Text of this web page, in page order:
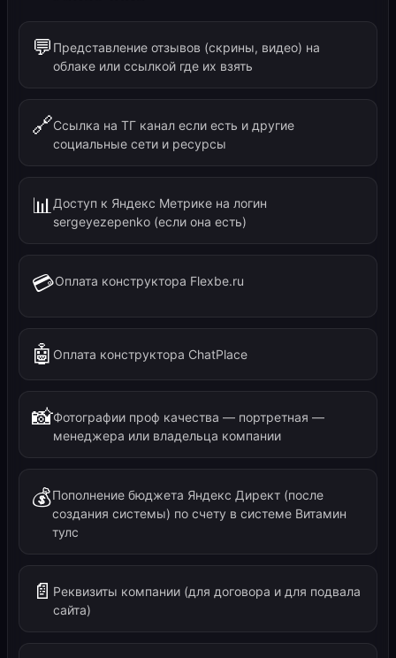
💬 Представление отзывов (скрины, видео) на
облаке или ссылкой где их взять
🔗Ссылка на ТГ канал если есть и другие
социальные сети и ресурсы
📊Доступ к Яндекс Метрике на логин
sergeyezepenko (если она есть)
💳Оплата конструктора Flexbe.ru
🤖 Оплата конструктора ChatPlace
📸Фотографии проф качества — портретная —
менеджера или владельца компании
💰Пополнение бюджета Яндекс Директ (после
создания системы) по счету в системе Витамин
тулс
📄 Реквизиты компании (для договора и для подвала
сайта)